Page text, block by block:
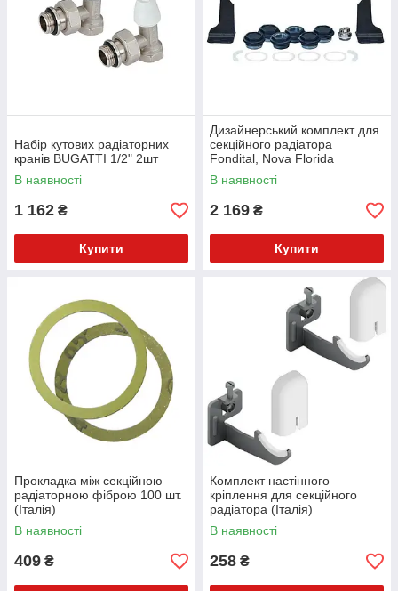
Набір кутових радіаторних
кранів BUGATTI 1/2" 2шт
В наявності
1 162 ₴
Купити
Дизайнерський комплект для
секційного радіатора
Fondital, Nova Florida
кронштейн, футорки BLACK
COFEE
В наявності
2 169 ₴
Купити
Прокладка між секційною
радіаторною фіброю 100 шт.
(Італія)
В наявності
409 ₴
Комплект настінного
кріплення для секційного
радіатора (Італія)
В наявності
258 ₴